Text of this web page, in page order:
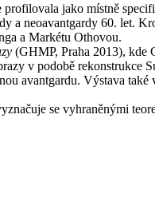
jako místně
a neoavantgardy 60. let.
a Markétu Othovou.
(GHMP, Praha 2013), kde
v podobě
avantgardu. Výstava
se vyhraněnými